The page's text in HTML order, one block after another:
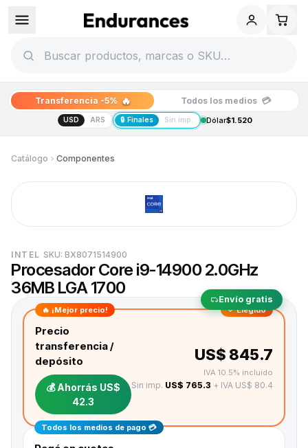
Transferencia -5% 🔥 Todos los medios 💳
USD ARS 🔒 Finales Sin imp. Dólar$1.520
Catálogo Componentes
INTEL SKU: BX8071514900
Procesador Core i9-14900 2.0GHz
36MB LGA 1700
Envío gratis
🔥 ¡Mejor precio! ✓ Elegido
Precio
transferencia /
depósito
💰 Ahorrás US$
42.3
US$ 845.7
IVA 10.5% incluido
Sin imp. US$ 765.3 + IVA US$ 80.4
Todos los medios de pago 💳